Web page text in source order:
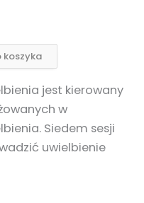
jest kierowany
w
Siedem sesji
uwielbienie